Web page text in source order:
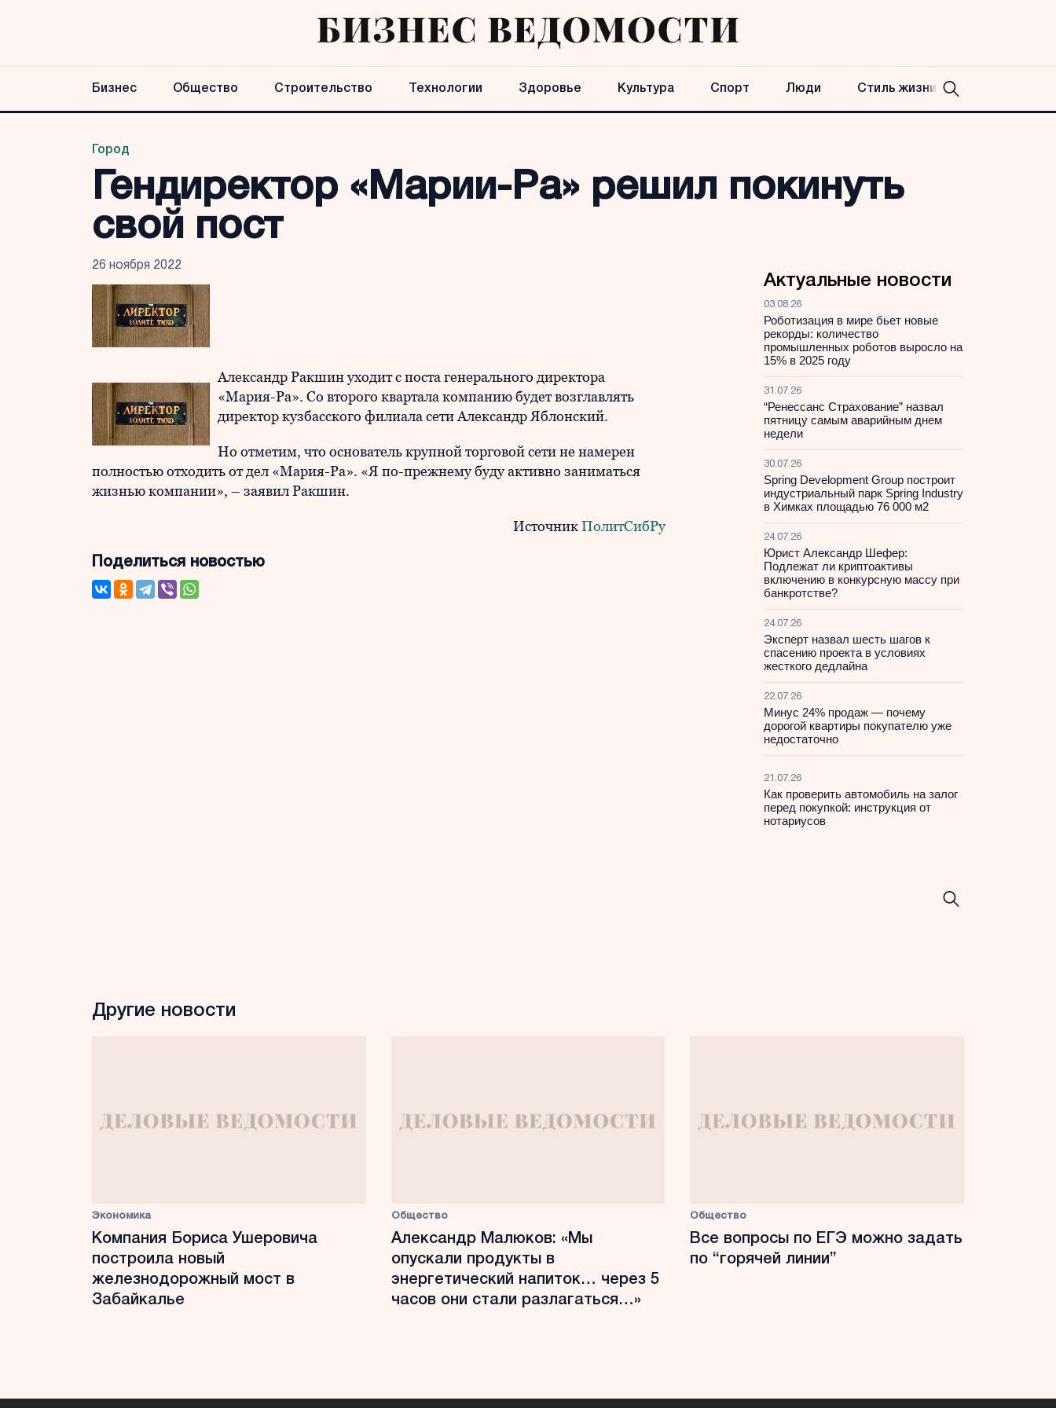
Бизнес Общество Строительство Технологии Здоровье Культура Спорт Люди Стиль жизни
Город
Гендиректор «Марии-Ра» решил покинуть
свой пост
26 ноября 2022
Александр Ракшин уходит с поста генерального директора
«Мария-Ра». Со второго квартала компанию будет возглавлять
директор кузбасского филиала сети Александр Яблонский.
Но отметим, что основатель крупной торговой сети не намерен
полностью отходить от дел «Мария-Ра». «Я по-прежнему буду активно заниматься
жизнью компании», – заявил Ракшин.
ИсточникПолитСибРу
Поделиться новостью
Актуальные новости
03.08.26
Роботизация в мире бьет новые
рекорды: количество
промышленных роботов выросло на
15% в 2025 году
31.07.26
“Ренессанс Страхование” назвал
пятницу самым аварийным днем
недели
30.07.26
Spring Development Group построит
индустриальный парк Spring Industry
в Химках площадью 76 000 м2
24.07.26
Юрист Александр Шефер:
Подлежат ли криптоактивы
включению в конкурсную массу при
банкротстве?
24.07.26
Эксперт назвал шесть шагов к
спасению проекта в условиях
жесткого дедлайна
22.07.26
Минус 24% продаж — почему
дорогой квартиры покупателю уже
недостаточно
21.07.26
Как проверить автомобиль на залог
перед покупкой: инструкция от
нотариусов
Другие новости
Экономика
Компания Бориса Ушеровича
построила новый
железнодорожный мост в
Забайкалье
Общество
Александр Малюков: «Мы
опускали продукты в
энергетический напиток… через 5
часов они стали разлагаться…»
Общество
Все вопросы по ЕГЭ можно задать
по “горячей линии”